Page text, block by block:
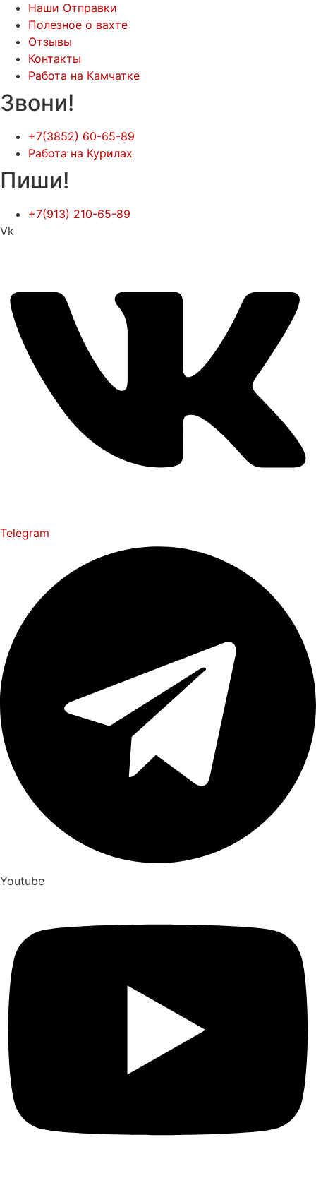
Наши Отправки
Полезное о вахте
Отзывы
Контакты
Работа на Камчатке
Звони!
+7(3852) 60-65-89
Работа на Курилах
Пиши!
+7(913) 210-65-89
Vk
Telegram
Youtube